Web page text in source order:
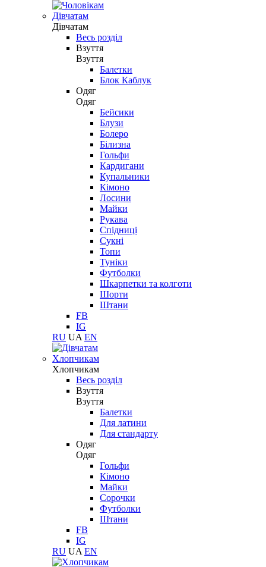
Дівчатам
Дівчатам
Весь розділ
Взуття
Взуття
Балетки
Блок Каблук
Одяг
Одяг
Бейсики
Блузи
Болеро
Білизна
Гольфи
Кардигани
Купальники
Кімоно
Лосини
Майки
Рукава
Спідниці
Сукні
Топи
Туніки
Футболки
Шкарпетки та колготи
Шорти
Штани
FB
IG
RU UA EN
Хлопчикам
Хлопчикам
Весь розділ
Взуття
Взуття
Балетки
Для латини
Для стандарту
Одяг
Одяг
Гольфи
Кімоно
Майки
Сорочки
Футболки
Штани
FB
IG
RU UA EN